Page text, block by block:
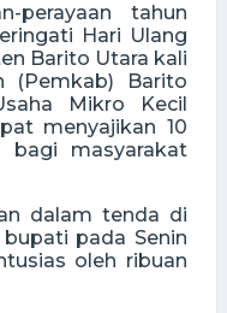
perayaan tahun
Hari Ulang
Barito Utara kali
(Pemkab) Barito
Mikro Kecil
menyajikan 10
bagi masyarakat
dalam tenda di
pada Senin
oleh ribuan